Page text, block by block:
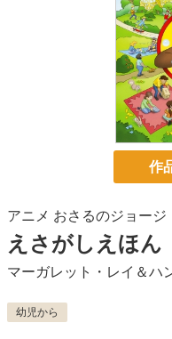
作
アニメ おさるのジョージ
えさがしえほ
マーガレット・レイ＆ハ
幼児から